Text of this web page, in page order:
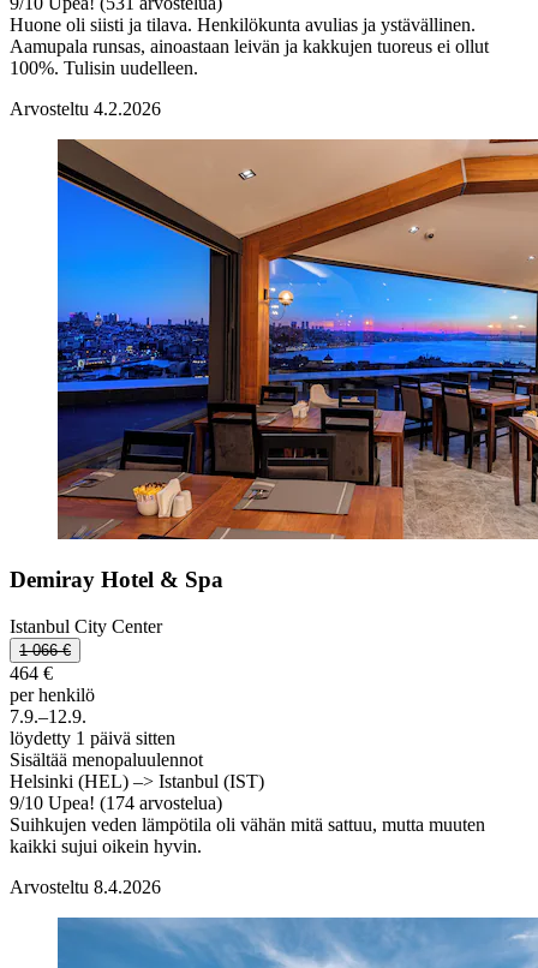
Huone oli siisti ja tilava. Henkilökunta avulias ja ystävällinen.
Aamupala runsas, ainoastaan leivän ja kakkujen tuoreus ei ollut
100%. Tulisin uudelleen.
Arvosteltu 4.2.2026
Demiray Hotel & Spa
Istanbul City Center
1 066 €
464 €
per henkilö
7.9.–12.9.
löydetty 1 päivä sitten
Sisältää menopaluulennot
Helsinki (HEL) –> Istanbul (IST)
9/10 Upea! (174 arvostelua)
Suihkujen veden lämpötila oli vähän mitä sattuu, mutta muuten
kaikki sujui oikein hyvin.
Arvosteltu 8.4.2026